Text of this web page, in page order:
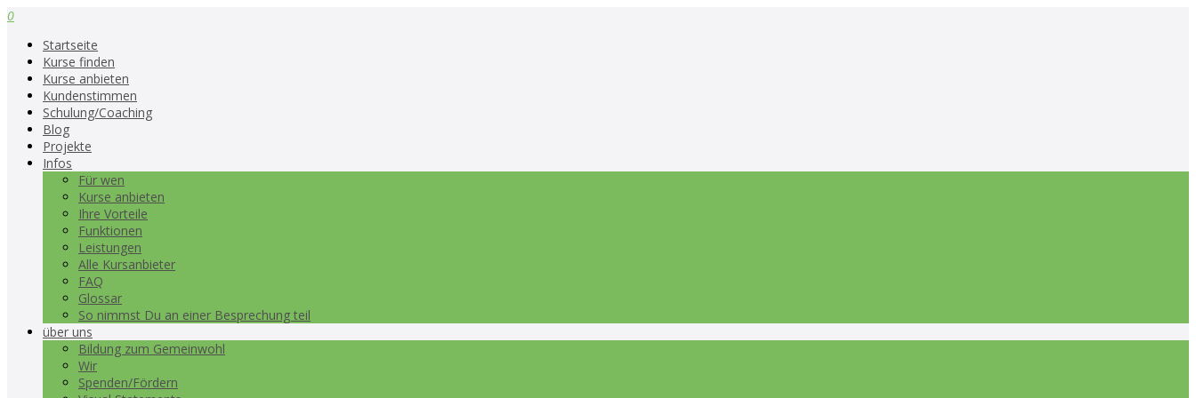
0
Startseite
Kurse finden
Kurse anbieten
Kundenstimmen
Schulung/Coaching
Blog
Projekte
Infos
Für wen
Kurse anbieten
Ihre Vorteile
Funktionen
Leistungen
Alle Kursanbieter
FAQ
Glossar
So nimmst Du an einer Besprechung teil
über uns
Bildung zum Gemeinwohl
Wir
Spenden/Fördern